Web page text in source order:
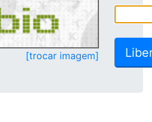
[trocar imagem]